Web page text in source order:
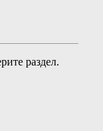
раздел.